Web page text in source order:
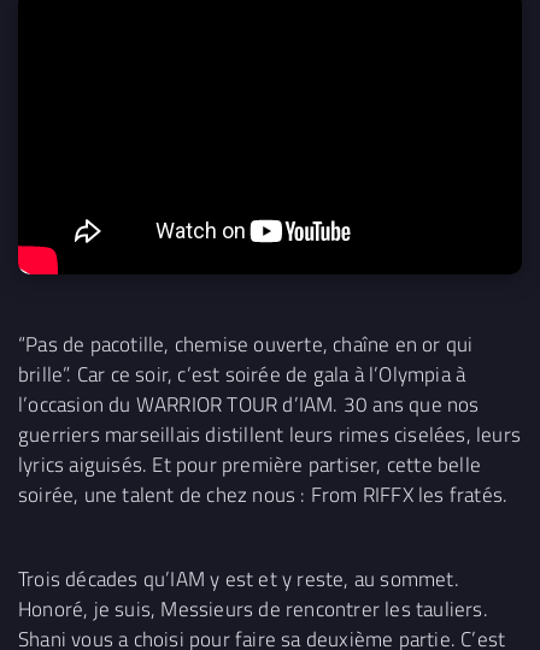
“Pas de pacotille, chemise ouverte, chaîne en or qui
brille”. Car ce soir, c’est soirée de gala à l’Olympia à
l’occasion du WARRIOR TOUR d’IAM. 30 ans que nos
guerriers marseillais distillent leurs rimes ciselées, leurs
lyrics aiguisés. Et pour première partiser, cette belle
soirée, une talent de chez nous : From RIFFX les fratés.
Trois décades qu’IAM y est et y reste, au sommet.
Honoré, je suis, Messieurs de rencontrer les tauliers.
Shani vous a choisi pour faire sa deuxième partie. C’est